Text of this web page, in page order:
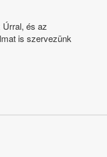
és az
is szervezünk